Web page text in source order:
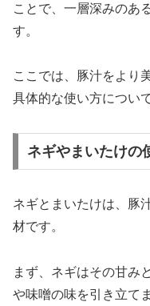
ことで、一層深みのあ
す。
ここでは、豚汁をより
具体的な使い方につい
ネギやまいたけの
ネギとまいたけは、豚
材です。
まず、ネギはその甘み
や味噌の味を引き立てま